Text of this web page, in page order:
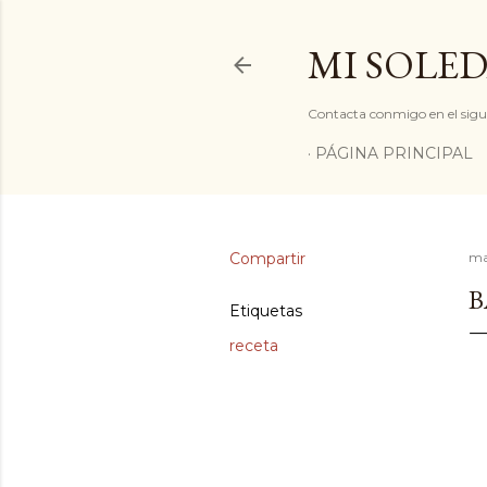
MI
Contacta conmigo en el
PÁGINA PRINCIPAL
Compartir
Etiquetas
receta